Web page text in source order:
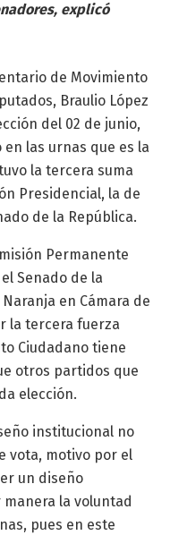
explicó
de Movimiento
Braulio López
del 02 de junio,
las urnas que es la
la tercera suma
Presidencial, la de
de la República.
Permanente
Senado de la
en Cámara de
la tercera fuerza
Ciudadano tiene
otros partidos que
elección.
institucional no
vota, motivo por el
un diseño
la voluntad
pues en este